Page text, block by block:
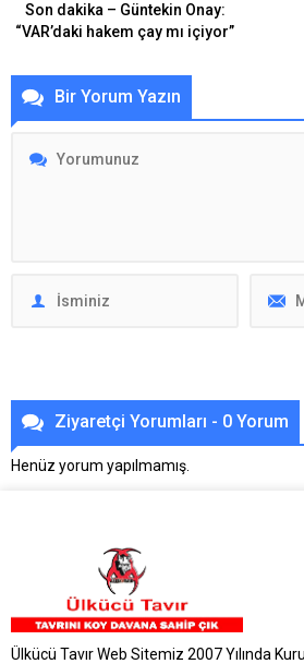
Son dakika – Güntekin Onay:
“VAR’daki hakem çay mı içiyor”
Bir Yorum Yazın
Ziyaretçi Yorumları - 0 Yorum
Henüz yorum yapılmamış.
Ülkücü Tavır Web Sitemiz 2007 Yılında